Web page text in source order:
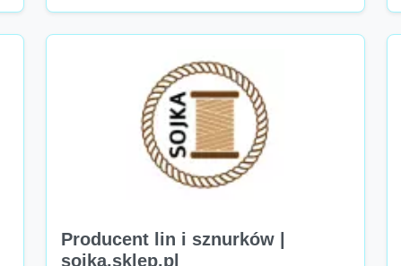
Producent lin i sznurków |
sojka.sklep.pl